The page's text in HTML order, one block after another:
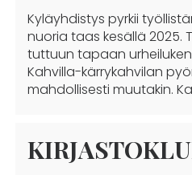
Kyläyhdistys pyrkii
nuoria taas kesällä 2025.
tuttuun tapaan
Kahvilla-kärrykahvilan
mahdollisesti muutakin.